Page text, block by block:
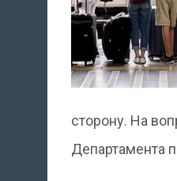
сторону. На
Департамента